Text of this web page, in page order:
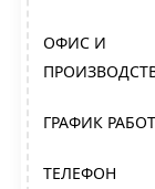
ОФИС И
ГРАФИК
ТЕЛЕФОН